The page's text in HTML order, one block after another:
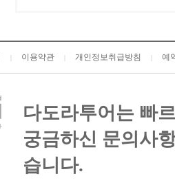
이용약관 개인정보취급방침 예
다도라투어는 빠
궁금하신 문의사
습니다.